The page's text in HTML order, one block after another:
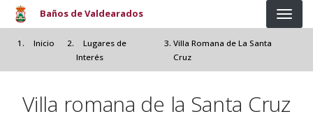
Pasar al contenido principal
Baños de Valdearados
Inicio
Lugares de
Interés
Villa Romana de La Santa
Cruz
Villa romana de la Santa Cruz